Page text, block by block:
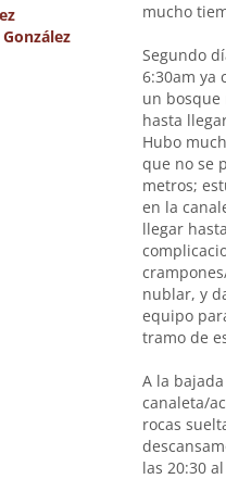
mucho
Segundo
6:30am ya
un bosque
hasta
Hubo
que no se
metros;
en la
llegar
nublar, y
equipo
tramo de
A la
canaleta/
rocas
las 20:30